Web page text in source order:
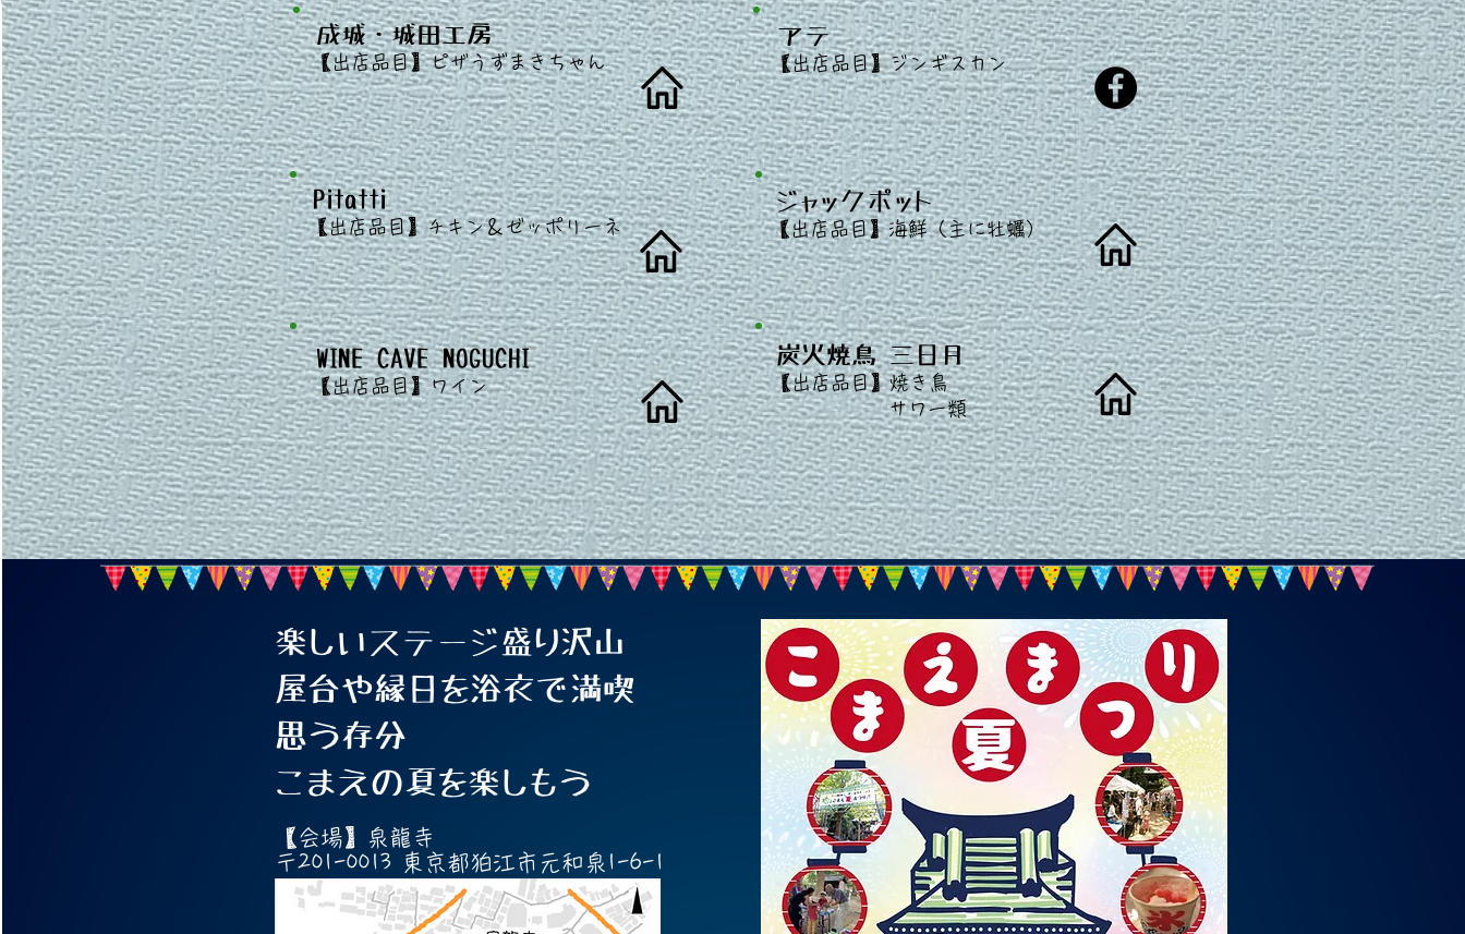
成城・城田工房
​【出店品目】ピザうずまきちゃん
アテ
​【出店品目】ジンギスカン
Pitatti
​【出店品目】チキン＆ゼッポリーネ
WINE CAVE NOGUCHI
​【出店品目】ワイン
ジャックポット
​【出店品目】海鮮（主に牡蠣）
炭火焼鳥 三日月
​【出店品目】焼き鳥
​ サワー類
楽しいステージ盛り沢山
屋台や縁日を浴衣で満喫
思う存分
こまえの夏を楽しもう
【会場】泉龍寺
​〒201-0013 東京都狛江市元和泉1-6-1